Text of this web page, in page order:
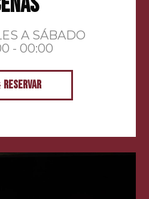
A SÁBADO
- 00:00
RESERVAR